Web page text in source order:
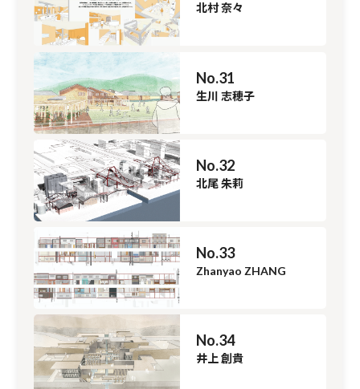
北村 奈々
No.31
生川 志穂子
No.32
北尾 朱莉
No.33
Zhanyao ZHANG
No.34
井上 創貴